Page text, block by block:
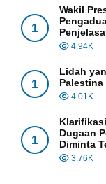
1
Wakil
4.94K
1
Lidah
4.01K
1
Dugaan
Diminta
3.76K